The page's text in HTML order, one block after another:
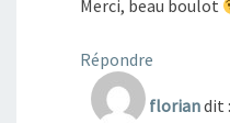
Merci, beau boulot
Répondre
floriandit :